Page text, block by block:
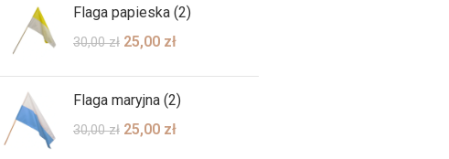
Flaga papieska (2)
30,00zł 25,00 zł
Flaga maryjna (2)
30,00zł 25,00 zł